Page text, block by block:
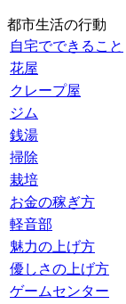
都市生活の行動
自宅でできること
花屋
クレープ屋
ジム
銭湯
掃除
栽培
お金の稼ぎ方
軽音部
魅力の上げ方
優しさの上げ方
ゲームセンター